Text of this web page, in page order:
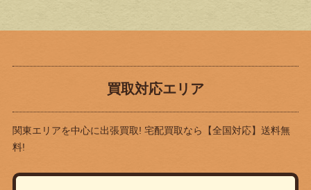
買取対応エリア
関東エリアを中心に出張買取! 宅配買取なら
【全国対応】送料無
料!